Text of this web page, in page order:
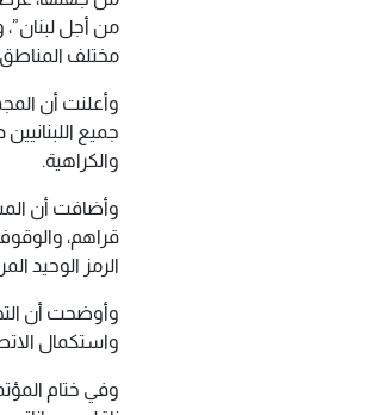
من أجل
مختلف المناطق
جميع
والكراهية.
وأضافت أن
قراهم،
الرمز الوحيد
وأوضحت أن
واستكمال
وفي ختام